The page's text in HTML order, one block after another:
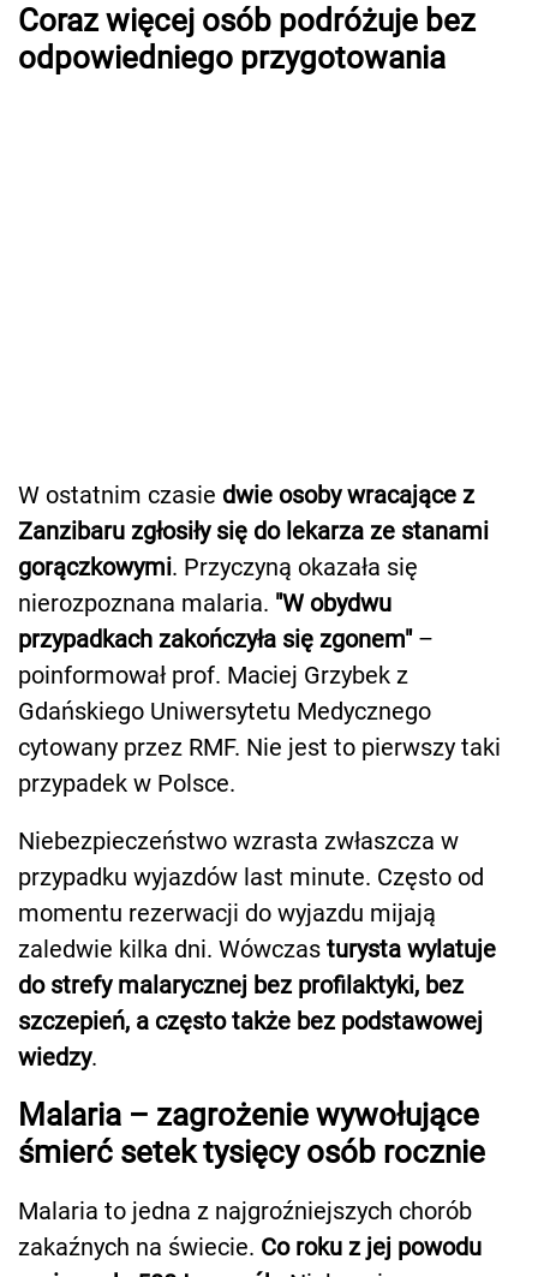
Coraz więcej osób podróżuje bez
odpowiedniego przygotowania
W ostatnim czasie dwie osoby wracające z
Zanzibaru zgłosiły się do lekarza ze stanami
gorączkowymi. Przyczyną okazała się
nierozpoznana malaria. "W obydwu
przypadkach zakończyła się zgonem"–
poinformował prof. Maciej Grzybek z
Gdańskiego Uniwersytetu Medycznego
cytowany przez RMF. Nie jest to pierwszy taki
przypadek w Polsce.
Niebezpieczeństwo wzrasta zwłaszcza w
przypadku wyjazdów last minute. Często od
momentu rezerwacji do wyjazdu mijają
zaledwie kilka dni. Wówczas turysta wylatuje
do strefy malarycznej bez profilaktyki, bez
szczepień, a często także bez podstawowej
wiedzy.
Malaria – zagrożenie wywołujące
śmierć setek tysięcy osób rocznie
Malaria to jedna z najgroźniejszych chorób
zakaźnych na świecie. Co roku z jej powodu